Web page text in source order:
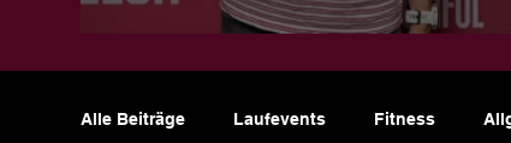
Alle Beiträge Laufevents Fitness